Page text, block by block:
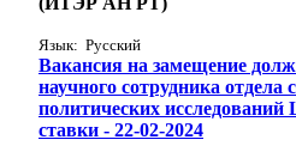
Язык: Русский
Вакансия на замещение
научного сотрудника отдела
политических
ставки - 22-02-2024